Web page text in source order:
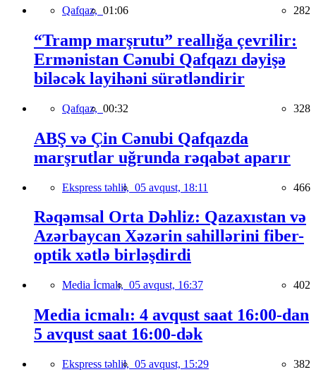
Qafqaz, 01:06 282
“Tramp marşrutu” reallığa çevrilir:
Ermənistan Cənubi Qafqazı dəyişə
biləcək layihəni sürətləndirir
Qafqaz, 00:32 328
ABŞ və Çin Cənubi Qafqazda
marşrutlar uğrunda rəqabət aparır
Ekspress təhlil, 05 avqust, 18:11 466
Rəqəmsal Orta Dəhliz: Qazaxıstan və
Azərbaycan Xəzərin sahillərini fiber-
optik xətlə birləşdirdi
Media İcmalı, 05 avqust, 16:37 402
Media icmalı: 4 avqust saat 16:00-dan
5 avqust saat 16:00-dək
Ekspress təhlil, 05 avqust, 15:29 382